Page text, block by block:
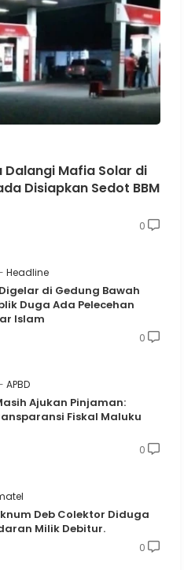
Dalangi Mafia Solar di
Disiapkan Sedot BBM
0
Headline
di Gedung Bawah
Duga Ada Pelecehan
Islam
0
APBD
Ajukan Pinjaman:
Fiskal Maluku
0
Deb Colektor Diduga
Milik Debitur.
0